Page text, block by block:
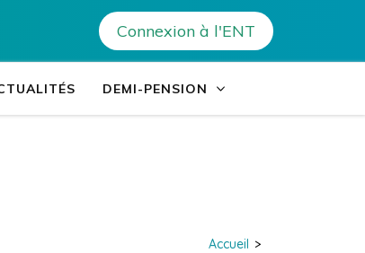
– AjaccioConnexion à l'ENT
DEMI-PENSION
Accueil >